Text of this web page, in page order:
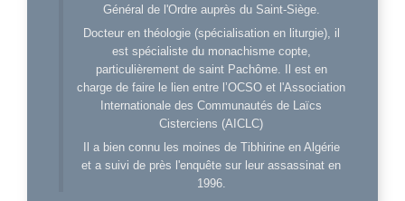
Général de l'Ordre auprès du Saint-Siège.
Docteur en théologie (spécialisation en liturgie), il
est spécialiste du monachisme copte,
particulièrement de saint Pachôme. Il est en
charge de faire le lien entre l’OCSO et l'Association
Internationale des Communautés de Laïcs
Cisterciens (AICLC)
Il a bien connu les moines de Tibhirine en Algérie
et a suivi de près l'enquête sur leur assassinat en
1996.